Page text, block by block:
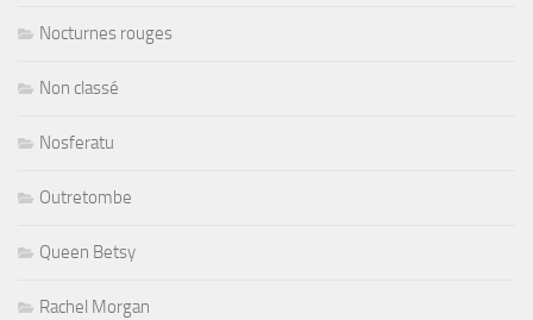
Nocturnes rouges
Non classé
Nosferatu
Outretombe
Queen Betsy
Rachel Morgan